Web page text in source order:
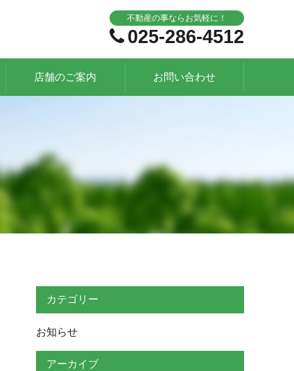
不動産の事ならお気軽に！
025-286-4512
店舗のご案内 お問い合わせ
カテゴリー
お知らせ
アーカイブ